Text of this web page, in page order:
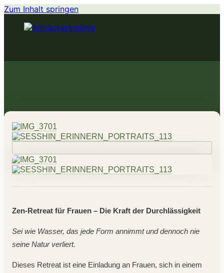
Zum Inhalt springen
BOGENSCHIESSEN
KÖRPERERFAHRUNG
Warenkorb
Es befinden sich keine Produkte im
Warenkorb.
Zen-Retreat für Frauen – Die Kraft der Durchlässigkeit
Sei wie Wasser, das jede Form annimmt und dennoch nie
seine Natur verliert.
Dieses Retreat ist eine Einladung an Frauen, sich in einem